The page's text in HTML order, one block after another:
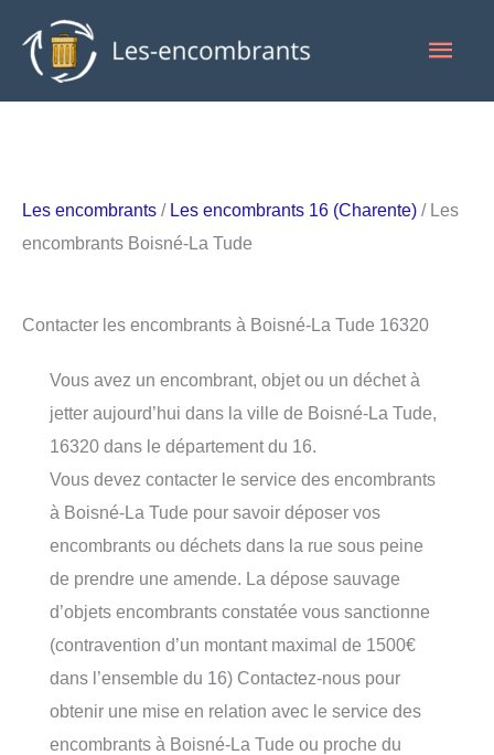
contenu
Les encombrants / Les encombrants 16 (Charente) / Les
encombrants Boisné-La Tude
Contacter les encombrants à Boisné-La Tude 16320
Vous avez un encombrant, objet ou un déchet à
jetter aujourd’hui dans la ville de Boisné-La Tude,
16320 dans le département du 16.
Vous devez contacter le service des encombrants
à Boisné-La Tude pour savoir déposer vos
encombrants ou déchets dans la rue sous peine
de prendre une amende. La dépose sauvage
d’objets encombrants constatée vous sanctionne
(contravention d’un montant maximal de 1500€
dans l’ensemble du 16) Contactez-nous pour
obtenir une mise en relation avec le service des
encombrants à Boisné-La Tude ou proche du